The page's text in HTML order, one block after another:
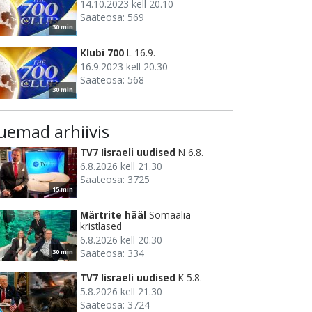
30 min
14.10.2023 kell 20.10
Saateosa: 569
30 min
Klubi 700 L 16.9.
16.9.2023 kell 20.30
Saateosa: 568
arhiivis
15 min
TV7 Iisraeli uudised N 6.8.
6.8.2026 kell 21.30
Saateosa: 3725
30 min
Märtrite hääl Somaalia
kristlased
6.8.2026 kell 20.30
Saateosa: 334
TV7 Iisraeli uudised K 5.8.
5.8.2026 kell 21.30
Saateosa: 3724